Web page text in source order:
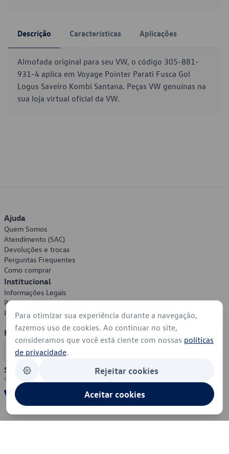
Descrição Características Aplicações
Almofada original para seu VW, o código 305-881-
931-4 aplica em Voyage Pointer Parati Fusca Gol
Logus Saveiro Kombi Santana. Peças VW genuínas na
sua loja virtual oficial da VW.
Ajuda
Quem Somos
Atendimento (SAC)
Devoluções e trocas
Perguntas Frequentes
Como comprar
Institucional
Informações Legais
Política de Privacidade
Política de Cookies
Formas de Pagamento
Segurança
Para otimizar sua experiência durante a navegação,
fazemos uso de cookies. Ao continuar no site,
consideramos que você está ciente com nossas políticas
de privacidade.
Rejeitar cookies
Aceitar cookies